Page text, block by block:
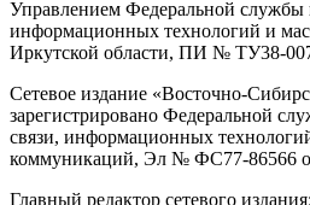
Управлением Федеральной службы
информационных технологий и
Иркутской области, ПИ № ТУ38-
Сетевое издание «Восточно-
зарегистрировано Федеральной
связи, информационных
коммуникаций, Эл № ФС77-86566
Главный редактор сетевого